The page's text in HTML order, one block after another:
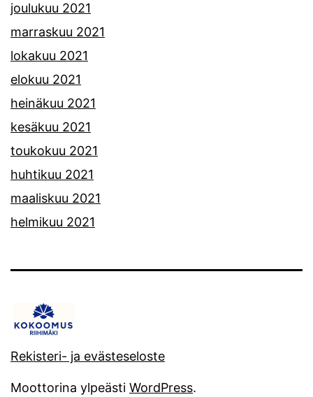
joulukuu 2021
marraskuu 2021
lokakuu 2021
elokuu 2021
heinäkuu 2021
kesäkuu 2021
toukokuu 2021
huhtikuu 2021
maaliskuu 2021
helmikuu 2021
Rekisteri- ja evästeseloste
Moottorina ylpeästi WordPress.